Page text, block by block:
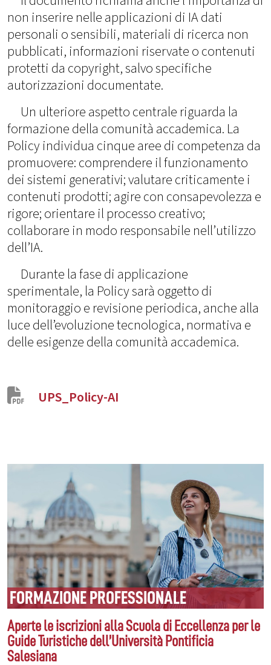
non inserire nelle applicazioni di IA dati
personali o sensibili, materiali di ricerca non
pubblicati, informazioni riservate o contenuti
protetti da copyright, salvo specifiche
autorizzazioni documentate.
Un ulteriore aspetto centrale riguarda la
formazione della comunità accademica. La
Policy individua cinque aree di competenza da
promuovere: comprendere il funzionamento
dei sistemi generativi; valutare criticamente i
contenuti prodotti; agire con consapevolezza e
rigore; orientare il processo creativo;
collaborare in modo responsabile nell’utilizzo
dell’IA.
Durante la fase di applicazione
sperimentale, la Policy sarà oggetto di
monitoraggio e revisione periodica, anche alla
luce dell’evoluzione tecnologica, normativa e
delle esigenze della comunità accademica.
UPS_Policy-AI
FORMAZIONE PROFESSIONALE
Aperte le iscrizioni alla Scuola di Eccellenza per le
Guide Turistiche dell’Università Pontificia
Salesiana